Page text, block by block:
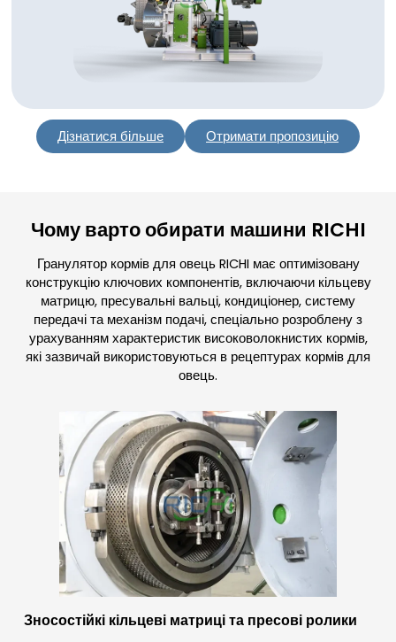
Дізнатися більше Отримати пропозицію
Чому варто обирати машини RICHI
Гранулятор кормів для овець RICHI має оптимізовану
конструкцію ключових компонентів, включаючи кільцеву
матрицю, пресувальні вальці, кондиціонер, систему
передачі та механізм подачі, спеціально розроблену з
урахуванням характеристик високоволокнистих кормів,
які зазвичай використовуються в рецептурах кормів для
овець.
Зносостійкі кільцеві матриці та пресові ролики